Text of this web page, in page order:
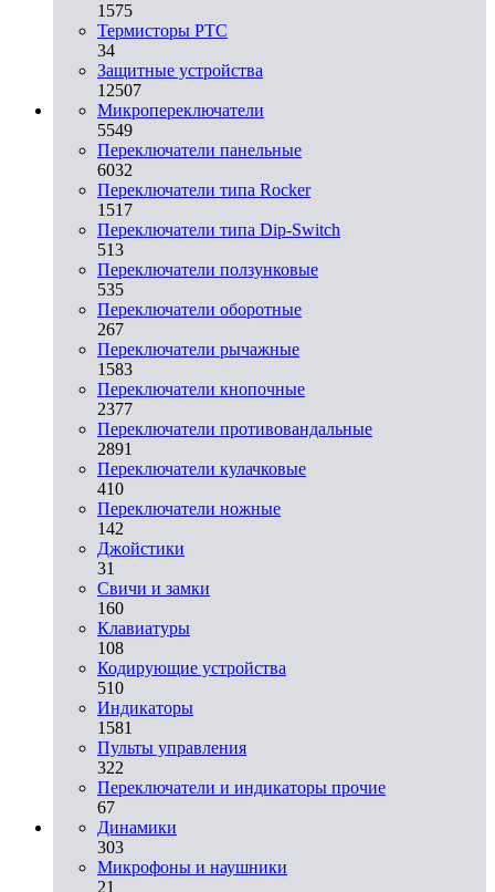
1575
Термисторы PTC
34
Защитные устройства
12507
Микропереключатели
5549
Переключатели панельные
6032
Переключатели типа Rocker
1517
Переключатели типа Dip-Switch
513
Переключатели ползунковые
535
Переключатели оборотные
267
Переключатели рычажные
1583
Переключатели кнопочные
2377
Переключатели противовандальные
2891
Переключатели кулачковые
410
Переключатели ножные
142
Джойстики
31
Свичи и замки
160
Клавиатуры
108
Кодирующие устройства
510
Индикаторы
1581
Пульты управления
322
Переключатели и индикаторы прочие
67
Динамики
303
Микрофоны и наушники
21